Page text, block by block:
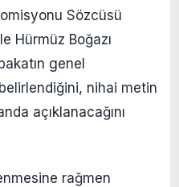
Sözcüsü
Hürmüz Boğazı
genel
nihai metin
açıklanacağını
rağmen